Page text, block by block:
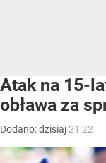
Atak na 15-
obława za
Dodano:dzisiaj 21:22